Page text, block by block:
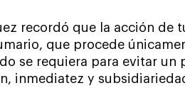
recordó que la acción de
que procede
se requiera para evitar un
inmediatez y